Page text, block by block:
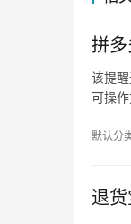
拼多
该提
可操
默认分
退